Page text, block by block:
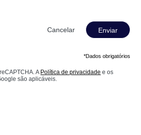
Enviar
*Dados obrigatórios
A Política de privacidade e os
são aplicáveis.